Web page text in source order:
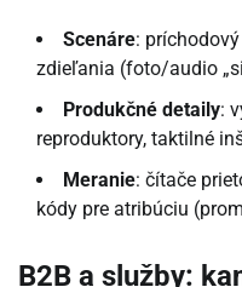
Scenáre:
zdieľania (foto/audio
Produkčné detaily:
reproduktory, taktilné
Meranie: čítače
kódy pre atribúciu
B2B a služby: